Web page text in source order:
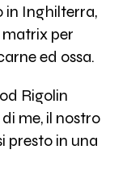
in Inghilterra,
per
ed ossa.
Rigolin
me, il nostro
presto in una